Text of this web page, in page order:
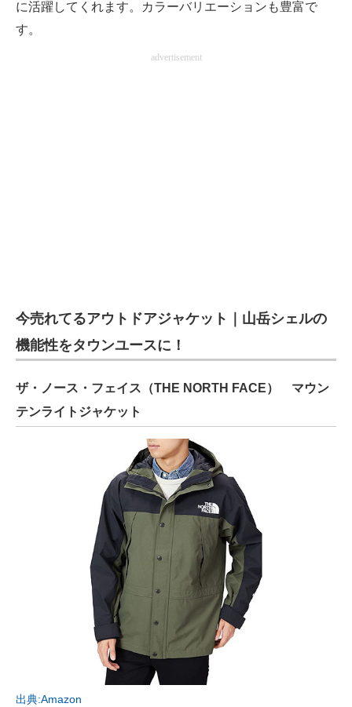
に活躍してくれます。カラーバリエーションも豊富で
す。
advertisement
今売れてるアウトドアジャケット｜山岳シェルの
機能性をタウンユースに！
ザ・ノース・フェイス（THE NORTH FACE） マウン
テンライトジャケット
出典:Amazon